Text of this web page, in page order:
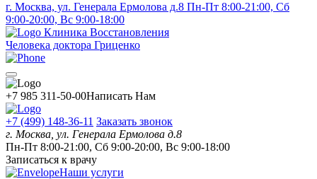
г. Москва, ул. Генерала Ермолова д.8 Пн-Пт 8:00-21:00, Сб
9:00-20:00, Вс 9:00-18:00
Клиника Восстановления
Человека доктора Гриценко
+7 985 311-50-00Написать Нам
+7 (499) 148-36-11 Заказать звонок
г. Москва, ул. Генерала Ермолова д.8
Пн-Пт 8:00-21:00, Сб 9:00-20:00, Вс 9:00-18:00
Записаться к врачу
Наши услуги